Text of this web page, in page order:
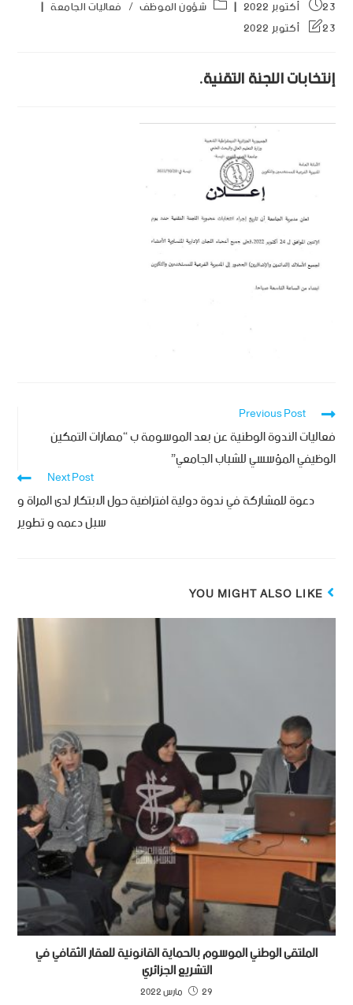
23 أكتوبر 2022 شؤون الموظف / فعاليات الجامعة
23 أكتوبر 2022
إنتخابات اللجنة التقنية.
Previous Post
فعاليات الندوة الوطنية عن بعد الموسومة ب “مهارات التمكين
الوظيفي المؤسسي للشباب الجامعي”
Next Post
دعوة للمشاركة في ندوة دولية افتراضية حول الابتكار لدى المراة و
سبل دعمه و تطوير
YOU MIGHT ALSO LIKE
الملتقى الوطني الموسوم بالحماية القانونية للعقار الثقافي في
التشريع الجزائري
29 مارس 2022